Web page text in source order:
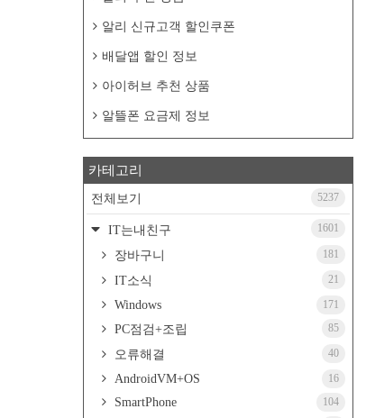
알리 신규고객 할인쿠폰
배달앱 할인 정보
아이허브 추천 상품
알뜰폰 요금제 정보
카테고리
전체보기 5237
IT는내친구 1601
장바구니 181
IT소식 21
Windows 171
PC점검+조립 85
오류해결 40
AndroidVM+OS 16
SmartPhone 104